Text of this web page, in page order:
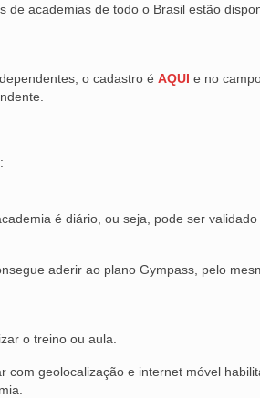
de academias de todo o Brasil estão
o cadastro é AQUI e no
é diário, ou seja, pode ser
aderir ao plano Gympass, pelo
o treino ou aula.
geolocalização e internet móvel